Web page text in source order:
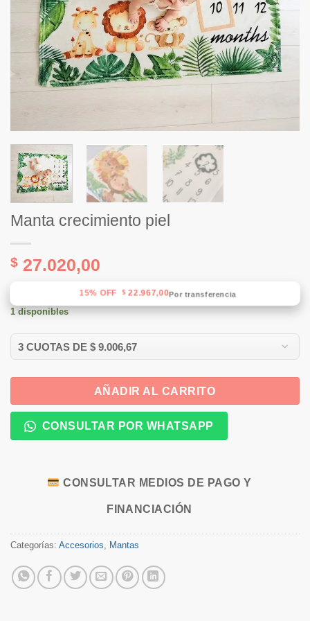
Manta crecimiento piel
$ 27.020,00
15% OFF $22.967,00Por transferencia
1 disponibles
AÑADIR AL CARRITO
CONSULTAR POR WHATSAPP
CONSULTAR MEDIOS DE PAGO Y
FINANCIACIÓN
Categorías: Accesorios, Mantas